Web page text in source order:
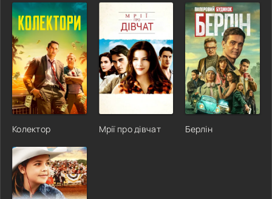
Колектор Мрії про дівчат Берлін